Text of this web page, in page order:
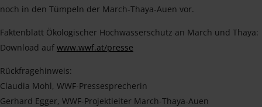
noch in den Tümpeln der March-Thaya-Auen vor.
Faktenblatt Ökologischer Hochwasserschutz an March und Thaya:
Download auf www.wwf.at/presse
Rückfragehinweis:
Claudia Mohl, WWF-Pressesprecherin
Gerhard Egger, WWF-Projektleiter March-Thaya-Auen